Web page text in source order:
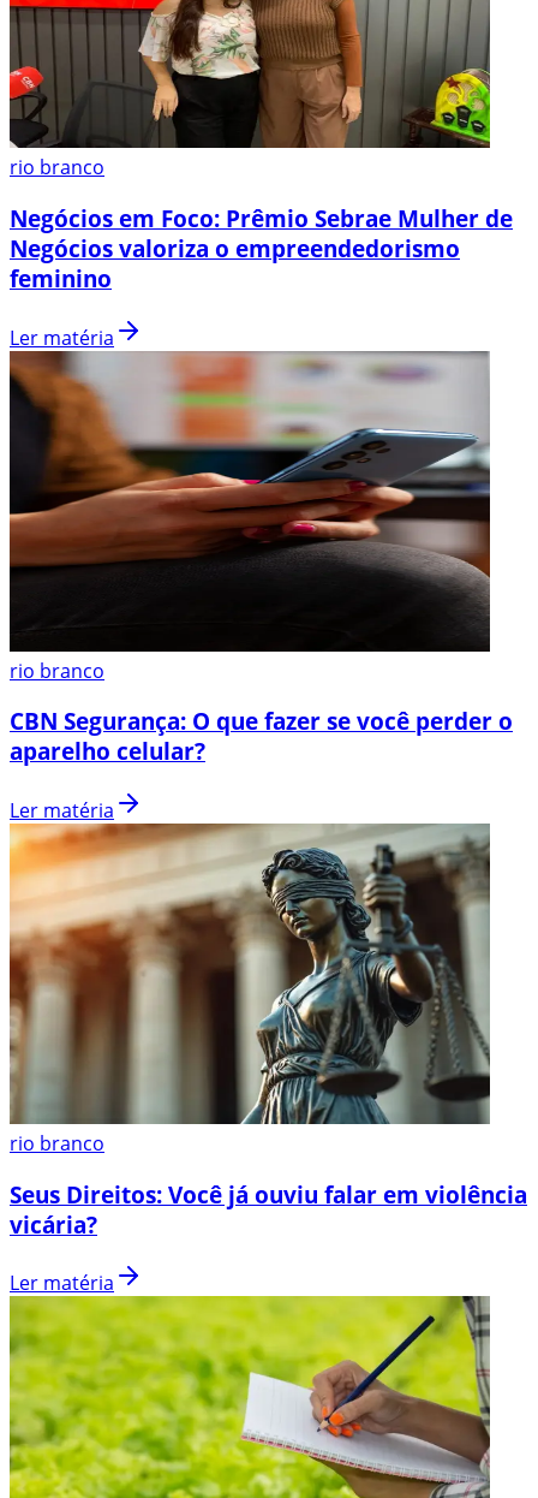
rio branco
Negócios em Foco: Prêmio Sebrae Mulher de
Negócios valoriza o empreendedorismo
feminino
Ler matéria
rio branco
CBN Segurança: O que fazer se você perder o
aparelho celular?
Ler matéria
rio branco
Seus Direitos: Você já ouviu falar em violência
vicária?
Ler matéria